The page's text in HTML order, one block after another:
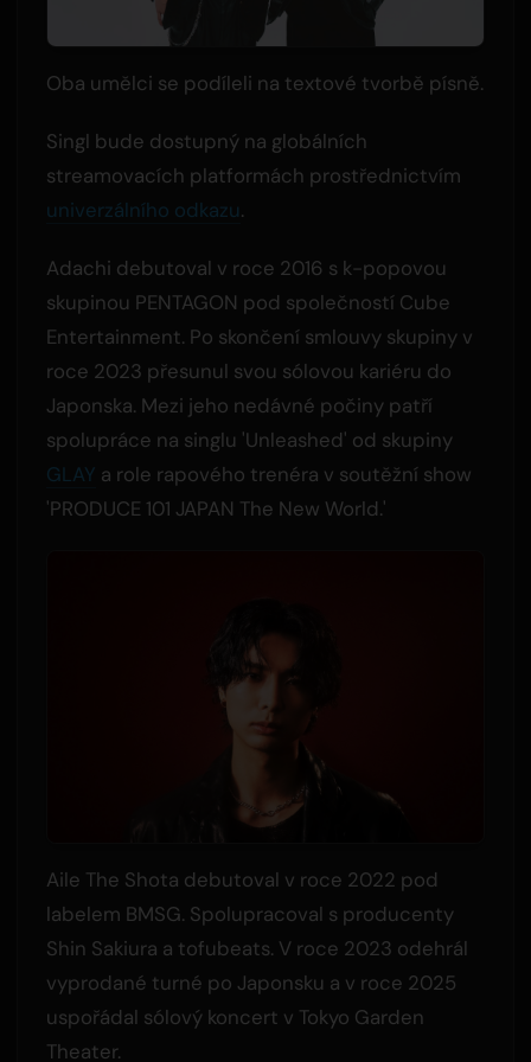
Oba umělci se podíleli na textové tvorbě písně.
Singl bude dostupný na globálních
streamovacích platformách prostřednictvím
univerzálního odkazu.
Adachi debutoval v roce 2016 s k-popovou
skupinou PENTAGON pod společností Cube
Entertainment. Po skončení smlouvy skupiny v
roce 2023 přesunul svou sólovou kariéru do
Japonska. Mezi jeho nedávné počiny patří
spolupráce na singlu 'Unleashed' od skupiny
GLAY a role rapového trenéra v soutěžní show
'PRODUCE 101 JAPAN The New World.'
Aile The Shota debutoval v roce 2022 pod
labelem BMSG. Spolupracoval s producenty
Shin Sakiura a tofubeats. V roce 2023 odehrál
vyprodané turné po Japonsku a v roce 2025
uspořádal sólový koncert v Tokyo Garden
Theater.